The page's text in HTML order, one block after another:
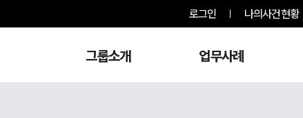
로그인 나의사건현황
그룹소개 업무사례